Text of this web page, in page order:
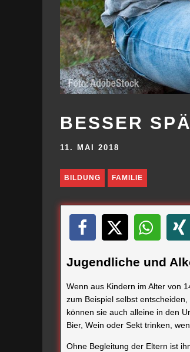
BESSER
11. MAI 2018
BILDUNG FAMILIE
Jugendliche und
Wenn aus Kindern im Alter von
zum Beispiel selbst
können sie auch alleine in den
Bier, Wein oder Sekt trinken,
Ohne Begleitung der Eltern ist